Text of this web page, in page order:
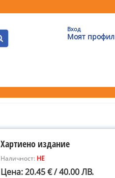
Вход
Моят профил
Хартиено издание
Наличност: НЕ
Цена: 20.45 € / 40.00 ЛВ.